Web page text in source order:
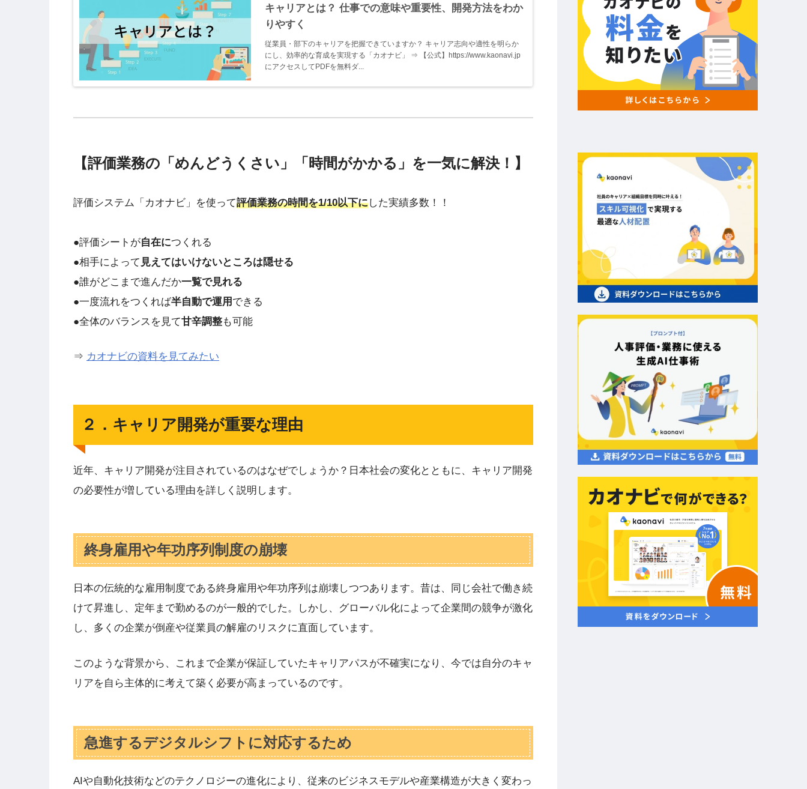
キャリアとは？ 仕事での意味や重要性、開発方法をわか
りやすく
従業員・部下のキャリアを把握できていますか？ キャリア志向や適性を明らか
にし、効率的な育成を実現する「カオナビ」 ⇒ 【公式】https://www.kaonavi.jp
にアクセスしてPDFを無料ダ...
【評価業務の「めんどうくさい」「時間がかかる」を一気に解決！】
評価システム「カオナビ」を使って評価業務の時間を1/10以下にした実績多数！！
●評価シートが自在につくれる
●相手によって 見えてはいけないところは隠せる
●誰がどこまで進んだか一覧で見れる
●一度流れをつくれば半自動で運用 できる
●全体のバランスを見て甘辛調整も可能
⇒ カオナビの資料を見てみたい
２．キャリア開発が重要な理由
近年、キャリア開発が注目されているのはなぜでしょうか？日本社会の変化とともに、キャリア開発
の必要性が増している理由を詳しく説明します。
終身雇用や年功序列制度の崩壊
日本の伝統的な雇用制度である終身雇用や年功序列は崩壊しつつあります。昔は、同じ会社で働き続
けて昇進し、定年まで勤めるのが一般的でした。しかし、グローバル化によって企業間の競争が激化
し、多くの企業が倒産や従業員の解雇のリスクに直面しています。
このような背景から、これまで企業が保証していたキャリアパスが不確実になり、今では自分のキャ
リアを自ら主体的に考えて築く必要が高まっているのです。
急進するデジタルシフトに対応するため
AIや自動化技術などのテクノロジーの進化により、従来のビジネスモデルや産業構造が大きく変わっ